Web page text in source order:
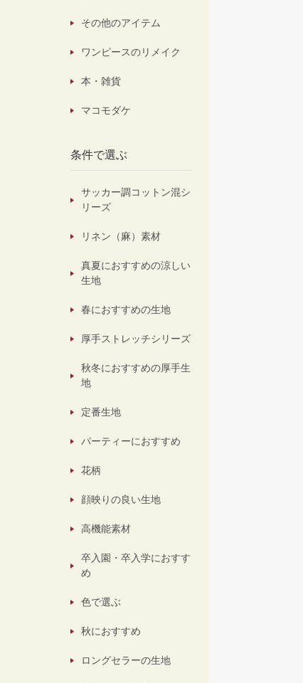
その他のアイテム
ワンピースのリメイク
本・雑貨
マコモダケ
条件で選ぶ
サッカー調コットン混シ
リーズ
リネン（麻）素材
真夏におすすめの涼しい
生地
春におすすめの生地
厚手ストレッチシリーズ
秋冬におすすめの厚手生
地
定番生地
パーティーにおすすめ
花柄
顔映りの良い生地
高機能素材
卒入園・卒入学におすす
め
色で選ぶ
秋におすすめ
ロングセラーの生地